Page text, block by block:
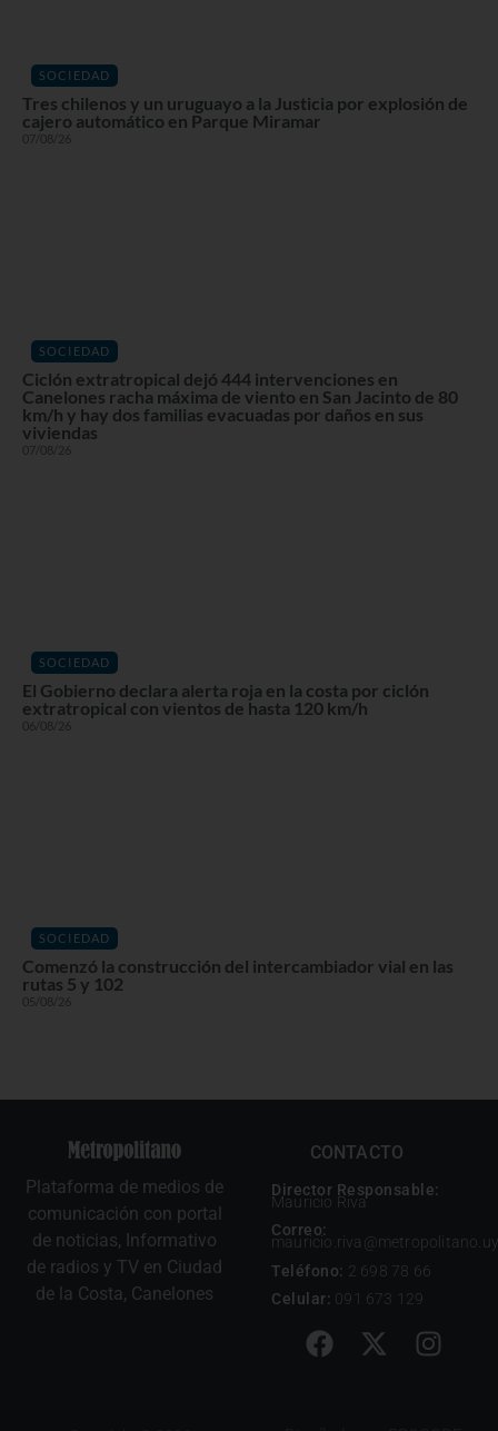
SOCIEDAD
Tres chilenos y un uruguayo a la Justicia por explosión de
cajero automático en Parque Miramar
07/08/26
SOCIEDAD
Ciclón extratropical dejó 444 intervenciones en
Canelones racha máxima de viento en San Jacinto de 80
km/h y hay dos familias evacuadas por daños en sus
viviendas
07/08/26
SOCIEDAD
El Gobierno declara alerta roja en la costa por ciclón
extratropical con vientos de hasta 120 km/h
06/08/26
SOCIEDAD
Comenzó la construcción del intercambiador vial en las
rutas 5 y 102
05/08/26
Plataforma de medios de
comunicación con portal
de noticias, Informativo
de radios y TV en Ciudad
de la Costa, Canelones
CONTACTO
Director Responsable:
Mauricio Riva
Correo:
mauricio.riva@metropolitano.uy
Teléfono: 2 698 78 66
Celular: 091 673 129